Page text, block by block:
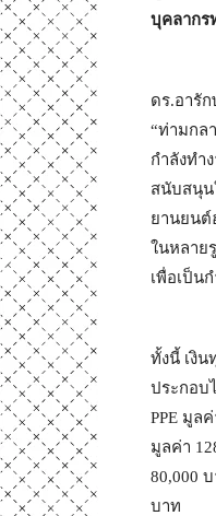
บุคลากร
ดร.อารั
“ท่ามกล
กำลังทำ
สนับสนุน
ยานยนต์
ในหลาย
เพื่อเป็น
ทั้งนี้ เงิ
ประกอบ
PPE มูล
มูลค่า
80,000
บาท